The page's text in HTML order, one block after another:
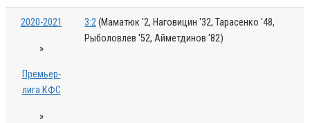
2020-2021
»
Премьер-
лига КФС
»
3:2(Маматюк '2, Наговицин '32, Тарасенко '48,
Рыболовлев '52, Айметдинов '82)